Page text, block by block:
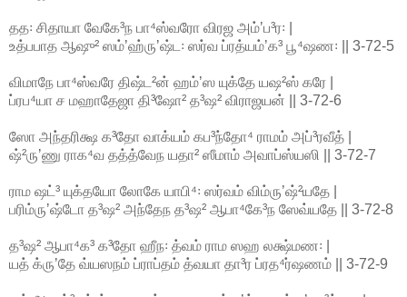
தத꞉ சிதாயா வேகே³ந பா⁴ஸ்வரோ விரஜ அம்ʼப³ர꞉ |
உத்பபாத ஆஷு² ஸம்ʼஹ்ருʼஷ்ட꞉ ஸர்வ ப்ரத்யம்ʼக³ பூ⁴ஷண꞉ || 3-72-5
விமாநே பா⁴ஸ்வரே திஷ்ட²ன் ஹம்ʼஸ யுக்தே யஷ²ஸ் கரே |
ப்ரப⁴யா ச மஹாதேஜா தி³ஷோ² த³ஷ² விராஜயன் || 3-72-6
ஸோ அந்தரிக்ஷ க³தோ வாக்யம் கப³ந்தோ⁴ ராமம் அப்³ரவீத் |
ஷ்²ருʼணு ராக⁴வ தத்த்வேந யதா² ஸீமாம் அவாப்ஸ்யஸி || 3-72-7
ராம ஷட்³ யுக்தயோ லோகே யாபி⁴꞉ ஸர்வம் விம்ருʼஷ்²யதே |
பரிம்ருʼஷ்டோ த³ஷ² அந்தேந த³ஷ² ஆபா⁴கே³ந ஸேவ்யதே || 3-72-8
த³ஷ² ஆபா⁴க³ க³தோ ஹீந꞉ த்வம் ராம ஸஹ லக்ஷ்மண꞉ |
யத் க்ருʼதே வ்யஸநம் ப்ராப்தம் த்வயா தா³ர ப்ரத⁴ர்ஷணம் || 3-72-9